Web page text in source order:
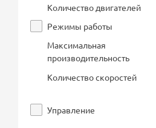
Количество двигателей
Режимы работы
Максимальная
производительность
Количество скоростей
Управление